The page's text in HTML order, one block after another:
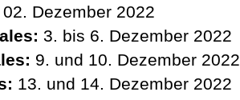
02. Dezember 2022
3. bis 6. Dezember 2022
9. und 10. Dezember 2022
13. und 14. Dezember 2022